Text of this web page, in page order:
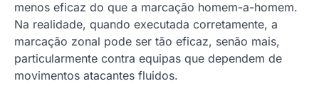
menos eficaz do que a marcação homem-a-homem.
Na realidade, quando executada corretamente, a
marcação zonal pode ser tão eficaz, senão mais,
particularmente contra equipas que dependem de
movimentos atacantes fluidos.